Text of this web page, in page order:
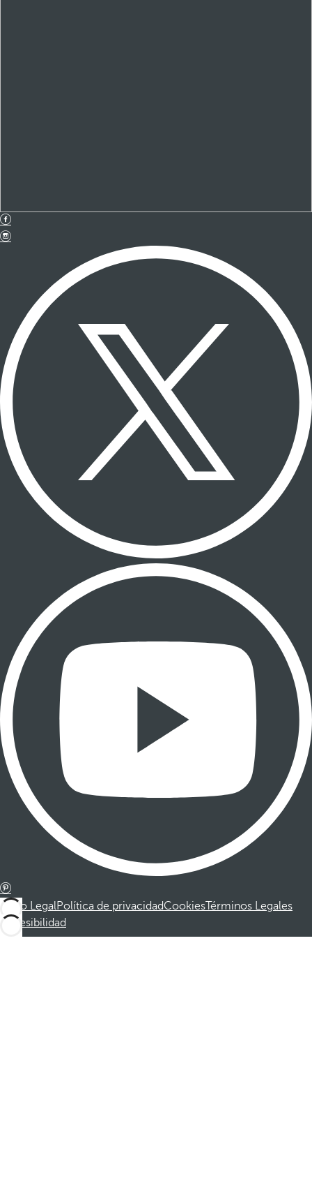
Aviso LegalPolítica de privacidadCookiesTérminos Legales
Accesibilidad